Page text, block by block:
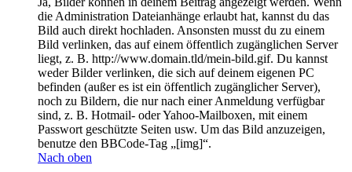
die Administration Dateianhänge erlaubt hat, kannst du das
Bild auch direkt hochladen. Ansonsten musst du zu einem
Bild verlinken, das auf einem öffentlich zugänglichen Server
liegt, z. B. http://www.domain.tld/mein-bild.gif. Du kannst
weder Bilder verlinken, die sich auf deinem eigenen PC
befinden (außer es ist ein öffentlich zugänglicher Server),
noch zu Bildern, die nur nach einer Anmeldung verfügbar
sind, z. B. Hotmail- oder Yahoo-Mailboxen, mit einem
Passwort geschützte Seiten usw. Um das Bild anzuzeigen,
benutze den BBCode-Tag „[img]“.
Nach oben